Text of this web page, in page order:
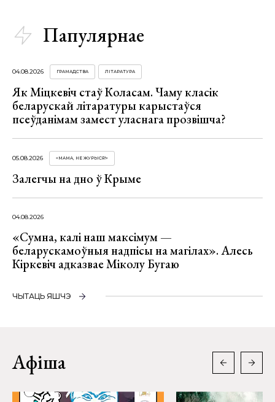
Папулярнае
04.08.2026 ГРАМАДСТВА ЛІТАРАТУРА
Як Міцкевіч стаў Коласам. Чаму класік
беларускай літаратуры карыстаўся
псеўданімам замест уласнага прозвішча?
05.08.2026 «МАМА, НЕ ЖУРЫСЯ!»
Залегчы на дно ў Крыме
04.08.2026
«Сумна, калі наш максімум —
беларускамоўныя надпісы на магілах». Алесь
Кіркевіч адказвае Міколу Бугаю
ЧЫТАЦЬ ЯШЧЭ
Афіша